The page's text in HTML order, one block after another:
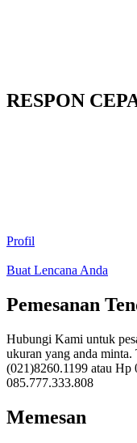
RESPON
Profil
Buat Lencana Anda
Pemesanan
Hubungi Kami untuk
ukuran yang anda
(021)8260.1199 atau Hp
085.777.333.808
Memesan